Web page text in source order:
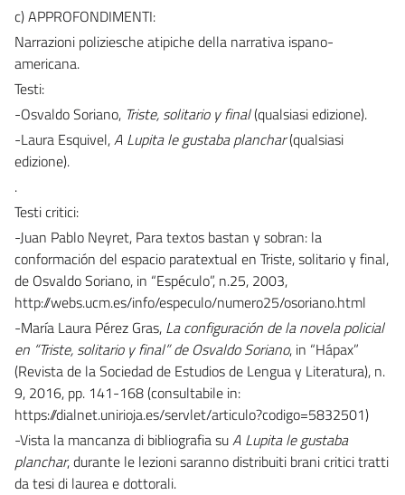
c) APPROFONDIMENTI:
Narrazioni poliziesche atipiche della narrativa ispano-
americana.
Testi:
-Osvaldo Soriano, Triste, solitario y final(qualsiasi edizione).
-Laura Esquivel,A Lupita le gustaba planchar(qualsiasi
edizione).
.
Testi critici:
-Juan Pablo Neyret, Para textos bastan y sobran: la
conformación del espacio paratextual en Triste, solitario y final,
de Osvaldo Soriano, in “Espéculo”, n.25, 2003,
http://webs.ucm.es/info/especulo/numero25/osoriano.html
-María Laura Pérez Gras, La configuración de la novela policial
en “Triste, solitario y final” de Osvaldo Soriano, in “Hápax”
(Revista de la Sociedad de Estudios de Lengua y Literatura), n.
9, 2016, pp. 141-168 (consultabile in:
https://dialnet.unirioja.es/servlet/articulo?codigo=5832501)
-Vista la mancanza di bibliografia suA Lupita le gustaba
planchar, durante le lezioni saranno distribuiti brani critici tratti
da tesi di laurea e dottorali.